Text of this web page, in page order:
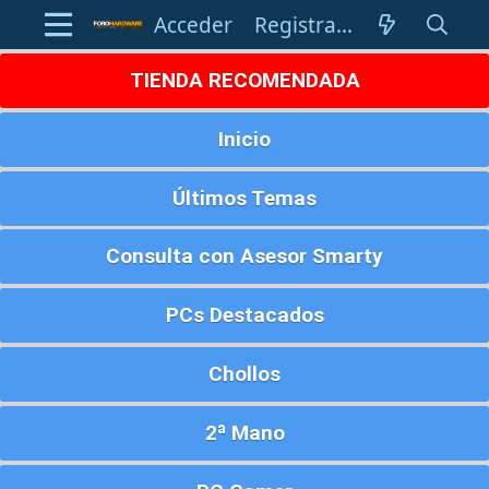
Acceder Registrarse
TIENDA RECOMENDADA
Inicio
Últimos Temas
Consulta con Asesor Smarty
PCs Destacados
Chollos
2ª Mano